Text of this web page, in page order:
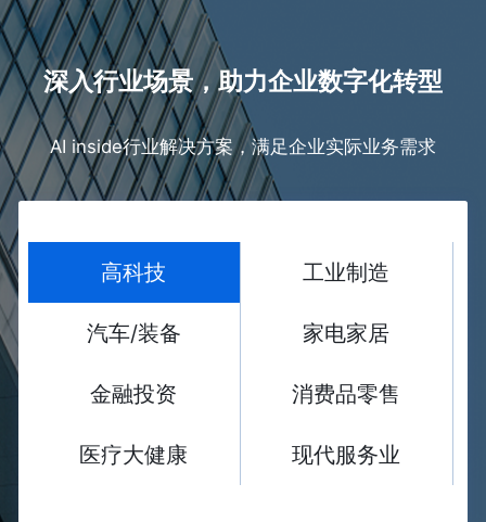
深入行业场景，助力企业数字化转型
AI inside行业解决方案，满足企业实际业务需求
高科技 工业制造
汽车/装备 家电家居
金融投资 消费品零售
医疗大健康 现代服务业